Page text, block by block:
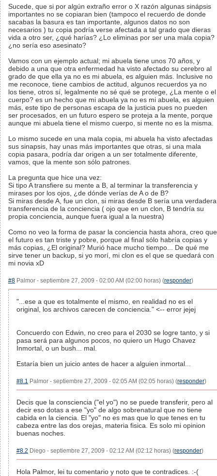
Sucede, que si por algún extraño error o X razón algunas sinápsis
importantes no se copiaran bien (tampoco el recuerdo de donde
sacabas la basura es tan importante, algunos datos no son
necesarios ) tu copia podría verse afectada a tal grado que dieras
vida a otro ser, ¿qué harías? ¿Lo eliminas por ser una mala copia?
¿no sería eso asesinato?
Vamos con un ejemplo actual; mi abuela tiene unos 70 años, y
debido a una que otra enfermedad ha visto afectado su cerebro al
grado de que ella ya no es mi abuela, es alguien más. Inclusive no
me reconoce, tiene cambios de actitud, algunos recuerdos ya no
los tiene, otros sí, legalmente no sé qué se protege, ¿La mente o el
cuerpo? es un hecho que mi abuela ya no es mi abuela, es alguien
más, este tipo de personas escapa de la justicia pues no pueden
ser procesados, en un futuro espero se proteja a la mente, porque
aunque mi abuela tiene el mismo cuerpo, si mente no es la misma.
Lo mismo sucede en una mala copia, mi abuela ha visto afectadas
sus sinapsis, hay unas más importantes que otras, si una mala
copia pasara, podría dar origen a un ser totalmente diferente,
vamos, que la mente son sólo patrones.
La pregunta que hice una vez:
Si tipo A transfiere su mente a B, al terminar la transferencia y
mirases por los ojos, ¿de dónde verías de A o de B?
Si miras desde A, fue un clon, si miras desde B sería una verdadera
transferencia de la conciencia ( ojo que en un clon, B tendría su
propia conciencia, aunque fuera igual a la nuestra)
Como no veo la forma de pasar la conciencia hasta ahora, creo que
el futuro es tan triste y pobre, porque al final sólo habría copias y
más copias, ¿El original? Murió hace mucho tiempo... De qué me
sirve tener un backup, si yo morí, mi clon es el que se quedará con
mi novia xD
#8 Palmor - septiembre 27, 2009 - 02:00 AM (02:00 horas) (responder)
"...ese a que es totalmente el mismo, en realidad no es el
original, los archivos carecen de conciencia." <-- error jejej
Concuerdo con Edwin, no creo para el 2030 se logre tanto, y si
pasa será para algunos pocos, no quiero un Hugo Chavez
Inmortal, o un bush... mal.
Estaría bien un juicio antes de hacer a alguien inmortal...
#8.1 Palmor - septiembre 27, 2009 - 02:05 AM (02:05 horas) (responder)
Decis que la consciencia ("el yo") no se puede transferir, pero al
decir eso dotas a ese "yo" de algo sobrenatural que no tiene
cabida en la ciencia. El "yo" no es mas que lo que tenes en tu
cabeza entre las dos orejas, materia fisica. Es solo mi opinion
buenas noches.
#8.2 Diego - septiembre 27, 2009 - 02:12 AM (02:12 horas) (responder)
Hola Palmor, lei tu comentario y noto que te contradices. :-(